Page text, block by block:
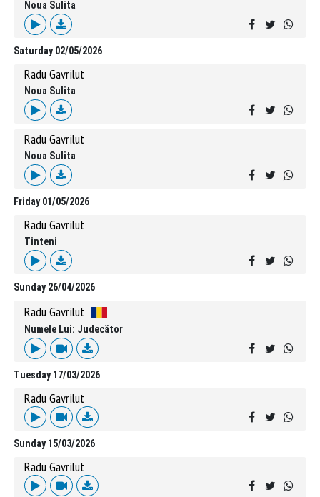
Noua Sulita
Saturday 02/05/2026
Radu Gavrilut
Noua Sulita
Radu Gavrilut
Noua Sulita
Friday 01/05/2026
Radu Gavrilut
Tinteni
Sunday 26/04/2026
Radu Gavrilut
Numele Lui: Judecător
Tuesday 17/03/2026
Radu Gavrilut
Sunday 15/03/2026
Radu Gavrilut